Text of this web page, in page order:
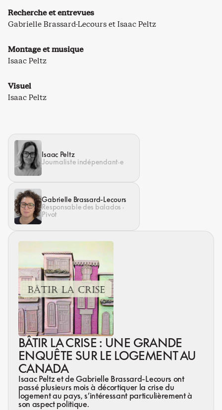
BÂTIR LA CRISE : UNE GRANDE
ENQUÊTE SUR LE LOGEMENT AU
CANADA
Isaac Peltz et de Gabrielle Brassard-Lecours ont
passé plusieurs mois à décortiquer la crise du
logement au pays, s’intéressant particulièrement à
son aspect politique.
Isaac Peltz
Journaliste indépendant·e
Gabrielle Brassard-Lecours
Responsable des balados ·
Pivot
Recherche et entrevues
Gabrielle Brassard-Lecours et Isaac Peltz
Montage et musique
Isaac Peltz
Visuel
Isaac Peltz